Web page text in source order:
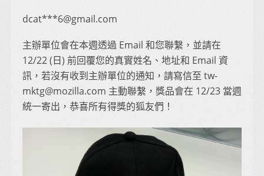
dcat***6@gmail.com
主辦單位會在本週透過 Email 和您聯繫，並請在
12/22 (日) 前回覆您的真實姓名、地址和 Email 資
訊，若沒有收到主辦單位的通知，請寫信至 tw-
mktg@mozilla.com 主動聯繫，獎品會在 12/23 當週
統一寄出，恭喜所有得獎的狐友們！